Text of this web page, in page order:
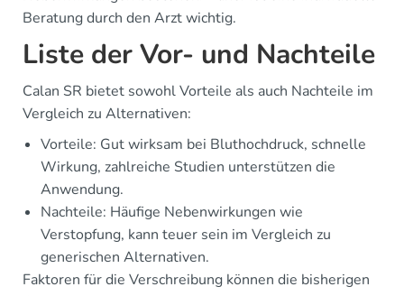
Beratung durch den Arzt wichtig.
Liste der Vor- und Nachteile
Calan SR bietet sowohl Vorteile als auch Nachteile im
Vergleich zu Alternativen:
Vorteile: Gut wirksam bei Bluthochdruck, schnelle
Wirkung, zahlreiche Studien unterstützen die
Anwendung.
Nachteile: Häufige Nebenwirkungen wie
Verstopfung, kann teuer sein im Vergleich zu
generischen Alternativen.
Faktoren für die Verschreibung können die bisherigen